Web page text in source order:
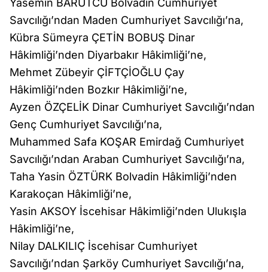
Yasemin BARUTCU Bolvadin Cumhuriyet
Savcılığı’ndan Maden Cumhuriyet Savcılığı’na,
Kübra Sümeyra ÇETİN BOBUŞ Dinar
Hâkimliği’nden Diyarbakır Hâkimliği’ne,
Mehmet Zübeyir ÇİFTÇİOĞLU Çay
Hâkimliği’nden Bozkır Hâkimliği’ne,
Ayzen ÖZÇELİK Dinar Cumhuriyet Savcılığı’ndan
Genç Cumhuriyet Savcılığı’na,
Muhammed Safa KOŞAR Emirdağ Cumhuriyet
Savcılığı’ndan Araban Cumhuriyet Savcılığı’na,
Taha Yasin ÖZTÜRK Bolvadin Hâkimliği’nden
Karakoçan Hâkimliği’ne,
Yasin AKSOY İscehisar Hâkimliği’nden Ulukışla
Hâkimliği’ne,
Nilay DALKILIÇ İscehisar Cumhuriyet
Savcılığı’ndan Şarköy Cumhuriyet Savcılığı’na,